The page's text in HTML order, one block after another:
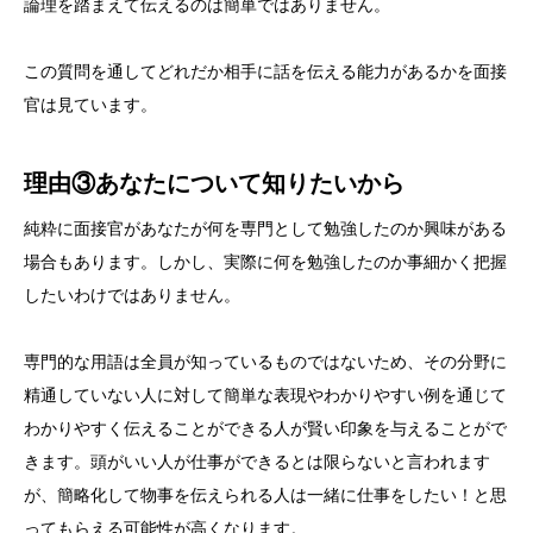
論理を踏まえて伝えるのは簡単ではありません。
この質問を通してどれだか相手に話を伝える能力があるかを面接
官は見ています。
理由③あなたについて知りたいから
純粋に面接官があなたが何を専門として勉強したのか興味がある
場合もあります。しかし、実際に何を勉強したのか事細かく把握
したいわけではありません。
専門的な用語は全員が知っているものではないため、その分野に
精通していない人に対して簡単な表現やわかりやすい例を通じて
わかりやすく伝えることができる人が賢い印象を与えることがで
きます。頭がいい人が仕事ができるとは限らないと言われます
が、簡略化して物事を伝えられる人は一緒に仕事をしたい！と思
ってもらえる可能性が高くなります。